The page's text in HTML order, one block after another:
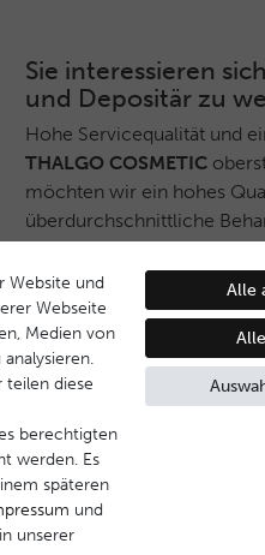
Sie interessieren
und Depositär zu
Hohe Servicequalität und
THALGO COSMETIC
möchten wir ein hohes
überdurchschnittliche
Deshalb haben wir ein
THALGO COSMETIC
während Endverbrauchern
Dienstleistungsqualität
Behandlungsprogramm
Wenn Sie Interesse daran
werden, nehmen Sie bitte
Kontakt aufnehmen
Website und
Webseite
Medien von
teilen diese
berechtigten
werden. Es
späteren
und
unserer
Alle